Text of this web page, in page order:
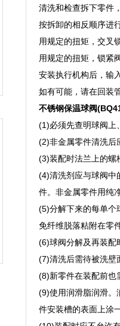
清洗和检查拆下零件
按拆卸的相反顺序进
用规定的扭矩，交叉
用规定的扭矩，锁紧
安装执行机构后，输
如有可能，请在回装
不锈钢保温球阀
(1)必须先查明球阀上
(2)非金属零件清洗后
(3)装配时法兰上的螺
(4)清洗剂应与球阀中
件。非金属零件用纯
(5)分解下来的每单个
免纤维脱落粘附在零
(6)球阀分解及再装配
(7)清洗后需待被洗壁
(8)新零件在装配前也
(9)使用润滑脂润滑。
件安装槽的表面上涂